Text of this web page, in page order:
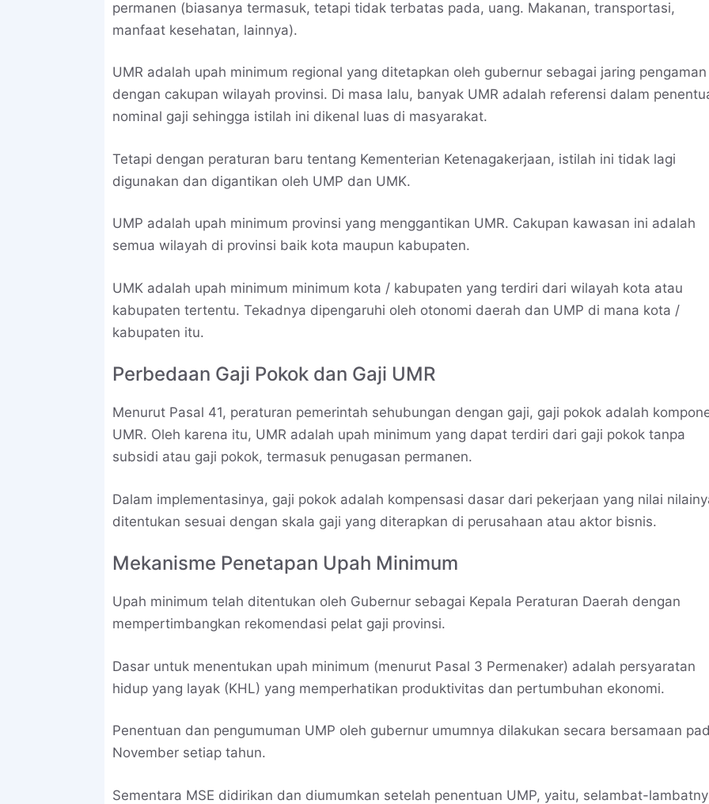
permanen (biasanya termasuk, tetapi tidak terbatas pada, uang. Makanan, transportasi,
manfaat kesehatan, lainnya).
UMR adalah upah minimum regional yang ditetapkan oleh gubernur sebagai jaring pengaman
dengan cakupan wilayah provinsi. Di masa lalu, banyak UMR adalah referensi dalam
nominal gaji sehingga istilah ini dikenal luas di masyarakat.
Tetapi dengan peraturan baru tentang Kementerian Ketenagakerjaan, istilah ini tidak lagi
digunakan dan digantikan oleh UMP dan UMK.
UMP adalah upah minimum provinsi yang menggantikan UMR. Cakupan kawasan ini adalah
semua wilayah di provinsi baik kota maupun kabupaten.
UMK adalah upah minimum minimum kota / kabupaten yang terdiri dari wilayah kota atau
kabupaten tertentu. Tekadnya dipengaruhi oleh otonomi daerah dan UMP di mana kota /
kabupaten itu.
Perbedaan Gaji Pokok dan Gaji UMR
Menurut Pasal 41, peraturan pemerintah sehubungan dengan gaji, gaji pokok adalah
UMR. Oleh karena itu, UMR adalah upah minimum yang dapat terdiri dari gaji pokok tanpa
subsidi atau gaji pokok, termasuk penugasan permanen.
Dalam implementasinya, gaji pokok adalah kompensasi dasar dari pekerjaan yang nilai
ditentukan sesuai dengan skala gaji yang diterapkan di perusahaan atau aktor bisnis.
Mekanisme Penetapan Upah Minimum
Upah minimum telah ditentukan oleh Gubernur sebagai Kepala Peraturan Daerah dengan
mempertimbangkan rekomendasi pelat gaji provinsi.
Dasar untuk menentukan upah minimum (menurut Pasal 3 Permenaker) adalah persyaratan
hidup yang layak (KHL) yang memperhatikan produktivitas dan pertumbuhan ekonomi.
Penentuan dan pengumuman UMP oleh gubernur umumnya dilakukan secara bersamaan
November setiap tahun.
Sementara MSE didirikan dan diumumkan setelah penentuan UMP, yaitu, selambat-